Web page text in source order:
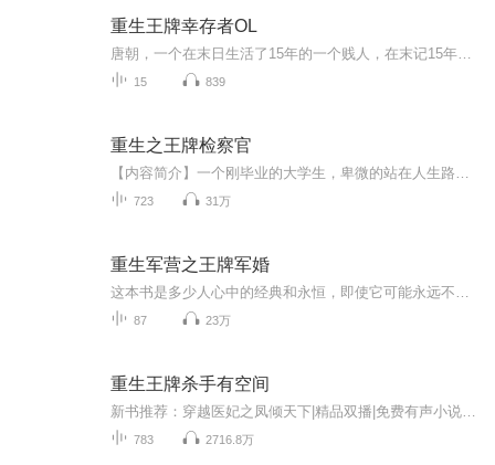
重生王牌幸存者OL
15 839
重生之王牌检察官
723 31万
重生军营之王牌军婚
87 23万
重生王牌杀手有空间
783 2716.8万